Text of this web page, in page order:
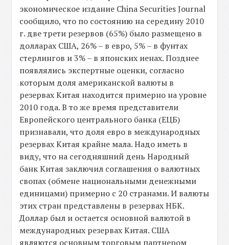
экономическое издание China Securities Journal
сообщило, что по состоянию на середину 2010
г. две трети резервов (65%) было размещено в
долларах США, 26% – в евро, 5% – в фунтах
стерлингов и 3% – в японских иенах. Позднее
появлялись экспертные оценки, согласно
которым доля американской валюты в
резервах Китая находится примерно на уровне
2010 года. В то же время представители
Европейского центрального банка (ЕЦБ)
признавали, что доля евро в международных
резервах Китая крайне мала. Надо иметь в
виду, что на сегодняшний день Народный
банк Китая заключил соглашения о валютных
свопах (обмене национальными денежными
единицами) примерно с 20 странами. И валюты
этих стран представлены в резервах НБК.
Доллар был и остается основной валютой в
международных резервах Китая. США
являются основным торговым партнером